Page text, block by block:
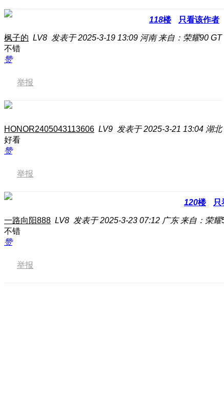
118楼 只看该作者
枫子的 LV8 发表于 2025-3-19 13:09 河南 来自：荣耀90 GT
不错
赞
举报
HONOR2405043113606 LV9 发表于 2025-3-21 13:04 湖北
好看
赞
举报
120楼 只
一路向阳888 LV8 发表于 2025-3-23 07:12 广东 来自：荣耀
不错
赞
举报